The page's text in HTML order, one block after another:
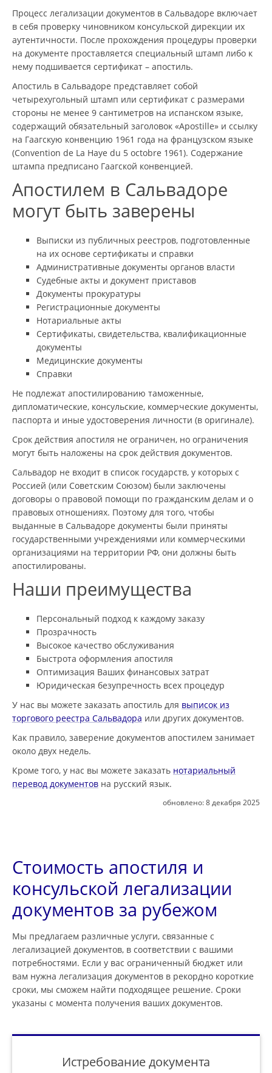
Процесс легализации документов в Сальвадоре включает
в себя проверку чиновником консульской дирекции их
аутентичности. После прохождения процедуры проверки
на документе проставляется специальный штамп либо к
нему подшивается сертификат – апостиль.
Апостиль в Сальвадоре представляет собой
четырехугольный штамп или сертификат с размерами
стороны не менее 9 сантиметров на испанском языке,
содержащий обязательный заголовок «Apostille» и ссылку
на Гаагскую конвенцию 1961 года на французском языке
(Convention de La Haye du 5 octobre 1961). Содержание
штампа предписано Гаагской конвенцией.
Апостилем в Сальвадоре
могут быть заверены
Выписки из публичных реестров, подготовленные
на их основе сертификаты и справки
Административные документы органов власти
Судебные акты и документ приставов
Документы прокуратуры
Регистрационные документы
Нотариальные акты
Сертификаты, свидетельства, квалификационные
документы
Медицинские документы
Справки
Не подлежат апостилированию таможенные,
дипломатические, консульские, коммерческие документы,
паспорта и иные удостоверения личности (в оригинале).
Срок действия апостиля не ограничен, но ограничения
могут быть наложены на срок действия документов.
Сальвадор не входит в список государств, у которых с
Россией (или Советским Союзом) были заключены
договоры о правовой помощи по гражданским делам и о
правовых отношениях. Поэтому для того, чтобы
выданные в Сальвадоре документы были приняты
государственными учреждениями или коммерческими
организациями на территории РФ, они должны быть
апостилированы.
Наши преимущества
Персональный подход к каждому заказу
Прозрачность
Высокое качество обслуживания
Быстрота оформления апостиля
Оптимизация Ваших финансовых затрат
Юридическая безупречность всех процедур
У нас вы можете заказать апостиль для выписок из
торгового реестра Сальвадора или других документов.
Как правило, заверение документов апостилем занимает
около двух недель.
Кроме того, у нас вы можете заказать нотариальный
перевод документов на русский язык.
обновлено:8 декабря 2025
Стоимость апостиля и
консульской легализации
документов за рубежом
Мы предлагаем различные услуги, связанные с
легализацией документов, в соответствии с вашими
потребностями. Если у вас ограниченный бюджет или
вам нужна легализация документов в рекордно короткие
сроки, мы сможем найти подходящее решение. Сроки
указаны с момента получения ваших документов.
Истребование документа